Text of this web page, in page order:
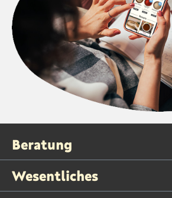
Beratung
Wesentliches